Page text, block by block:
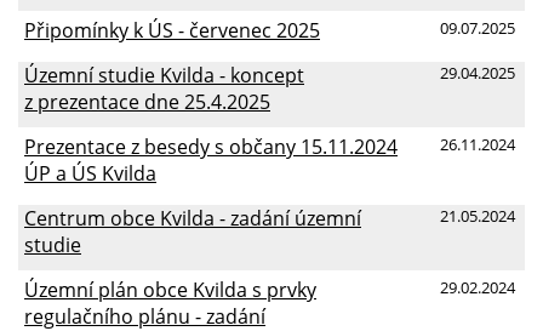
09.07.2025
Připomínky k ÚS - červenec 2025
29.04.2025
Územní studie Kvilda - koncept
z prezentace dne 25.4.2025
26.11.2024
Prezentace z besedy s občany 15.11.2024
ÚP a ÚS Kvilda
21.05.2024
Centrum obce Kvilda - zadání územní
studie
29.02.2024
Územní plán obce Kvilda s prvky
regulačního plánu - zadání